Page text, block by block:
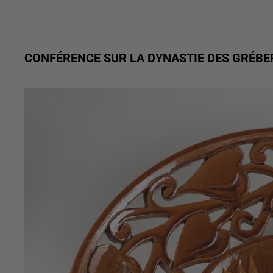
CONFÉRENCE SUR LA DYNASTIE DES